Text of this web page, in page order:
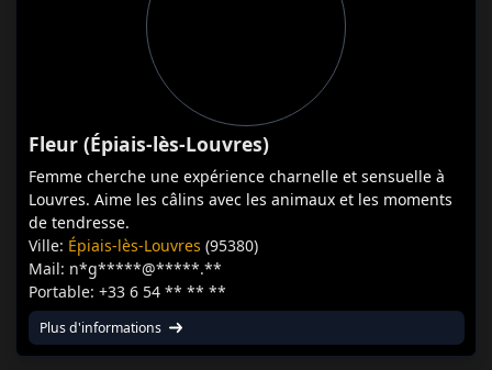
Fleur (Épiais-lès-Louvres)
Femme cherche une expérience charnelle et sensuelle à
Louvres. Aime les câlins avec les animaux et les moments
de tendresse.
Ville: Épiais-lès-Louvres (95380)
Mail: n*g*****@*****.**
Portable: +33 6 54 ** ** **
Plus d'informations